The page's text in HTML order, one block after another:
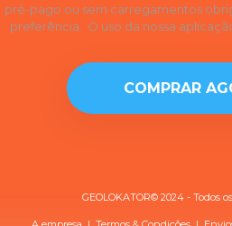
pré-pago ou sem carregamentos
preferência. O uso da nossa
COMPRAR
GEOLOKATOR© 2024 - Todos